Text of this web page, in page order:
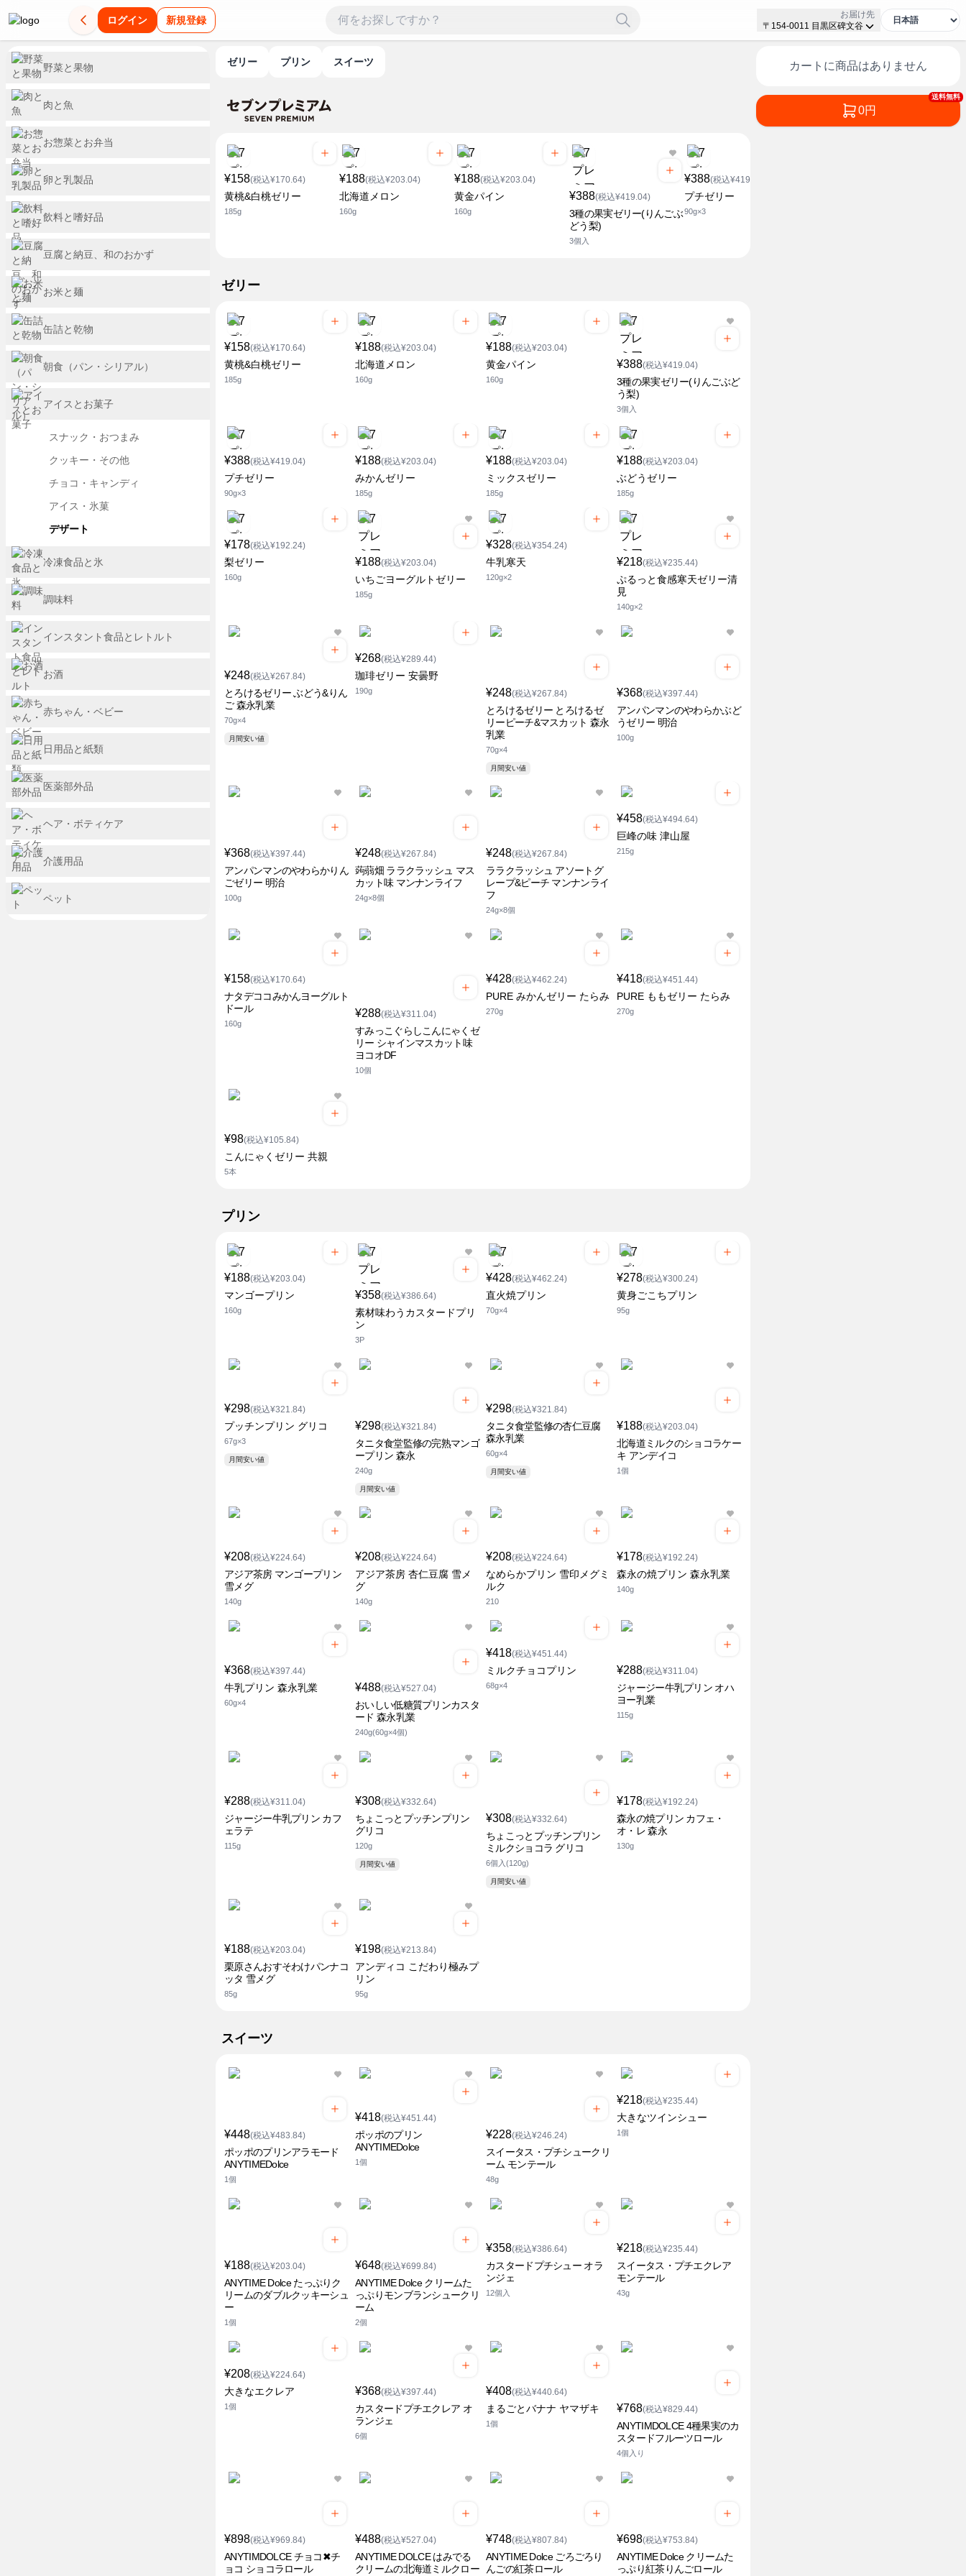
ログイン 新規登録
お届け先
〒154-0011 目黒区碑文谷
ゼリー プリン スイーツ
¥158(税込¥170.64)
黄桃&白桃ゼリー
185g
¥188(税込¥203.04)
北海道メロン
160g
¥188(税込¥203.04)
黄金パイン
160g
¥388(税込¥419.04)
3種の果実ゼリー(りんごぶ
どう梨)
3個入
¥388(税込¥419.04)
プチゼリー
90g×3
ゼリー
¥158(税込¥170.64)
黄桃&白桃ゼリー
185g
¥188(税込¥203.04)
北海道メロン
160g
¥188(税込¥203.04)
黄金パイン
160g
¥388(税込¥419.04)
3種の果実ゼリー(りんごぶど
う梨)
3個入
¥388(税込¥419.04)
プチゼリー
90g×3
¥188(税込¥203.04)
みかんゼリー
185g
¥188(税込¥203.04)
ミックスゼリー
185g
¥188(税込¥203.04)
ぶどうゼリー
185g
¥178(税込¥192.24)
梨ゼリー
160g
¥188(税込¥203.04)
いちごヨーグルトゼリー
185g
¥328(税込¥354.24)
牛乳寒天
120g×2
¥218(税込¥235.44)
ぷるっと食感寒天ゼリー清
見
140g×2
¥248(税込¥267.84)
とろけるゼリー ぶどう&りん
ご 森永乳業
70g×4
月間安い値
¥268(税込¥289.44)
珈琲ゼリー 安曇野
190g ¥248(税込¥267.84)
とろけるゼリー とろけるゼ
リーピーチ&マスカット 森永
乳業
70g×4
月間安い値
¥368(税込¥397.44)
アンパンマンのやわらかぶど
うゼリー 明治
100g
¥368(税込¥397.44)
アンパンマンのやわらかりん
ごゼリー 明治
100g
¥248(税込¥267.84)
蒟蒻畑 ララクラッシュ マス
カット味 マンナンライフ
24g×8個
¥248(税込¥267.84)
ララクラッシュ アソートグ
レープ&ピーチ マンナンライ
フ
24g×8個
¥458(税込¥494.64)
巨峰の味 津山屋
215g
¥158(税込¥170.64)
ナタデココみかんヨーグルト
ドール
160g
¥288(税込¥311.04)
すみっこぐらしこんにゃくゼ
リー シャインマスカット味
ヨコオDF
10個
¥428(税込¥462.24)
PURE みかんゼリー たらみ
270g
¥418(税込¥451.44)
PURE ももゼリー たらみ
270g
¥98(税込¥105.84)
こんにゃくゼリー 共親
5本
プリン
¥188(税込¥203.04)
マンゴープリン
160g
¥358(税込¥386.64)
素材味わうカスタードプリ
ン
3P
¥428(税込¥462.24)
直火焼プリン
70g×4
¥278(税込¥300.24)
黄身ごこちプリン
95g
¥298(税込¥321.84)
プッチンプリン グリコ
67g×3
月間安い値
¥298(税込¥321.84)
タニタ食堂監修の完熟マンゴ
ープリン 森永
240g
月間安い値
¥298(税込¥321.84)
タニタ食堂監修の杏仁豆腐
森永乳業
60g×4
月間安い値
¥188(税込¥203.04)
北海道ミルクのショコラケー
キ アンデイコ
1個
¥208(税込¥224.64)
アジア茶房 マンゴープリン
雪メグ
140g
¥208(税込¥224.64)
アジア茶房 杏仁豆腐 雪メ
グ
140g
¥208(税込¥224.64)
なめらかプリン 雪印メグミ
ルク
210
¥178(税込¥192.24)
森永の焼プリン 森永乳業
140g
¥368(税込¥397.44)
牛乳プリン 森永乳業
60g×4
¥488(税込¥527.04)
おいしい低糖質プリンカスタ
ード 森永乳業
240g(60g×4個)
¥418(税込¥451.44)
ミルクチョコプリン
68g×4
¥288(税込¥311.04)
ジャージー牛乳プリン オハ
ヨー乳業
115g
¥288(税込¥311.04)
ジャージー牛乳プリン カフ
ェラテ
115g
¥308(税込¥332.64)
ちょこっとプッチンプリン
グリコ
120g
月間安い値
¥308(税込¥332.64)
ちょこっとプッチンプリン
ミルクショコラ グリコ
6個入(120g)
月間安い値
¥178(税込¥192.24)
森永の焼プリン カフェ・
オ・レ 森永
130g
¥188(税込¥203.04)
栗原さんおすそわけパンナコ
ッタ 雪メグ
85g
¥198(税込¥213.84)
アンディコ こだわり極みプ
リン
95g
スイーツ
¥448(税込¥483.84)
ポッポのプリンアラモード
ANYTIMEDolce
1個
¥418(税込¥451.44)
ポッポのプリン
ANYTIMEDolce
1個
¥228(税込¥246.24)
スイータス・プチシュークリ
ーム モンテール
48g
¥218(税込¥235.44)
大きなツインシュー
1個
¥188(税込¥203.04)
ANYTIME Dolce たっぷりク
リームのダブルクッキーシュ
ー
1個
¥648(税込¥699.84)
ANYTIME Dolce クリームた
っぷりモンブランシュークリ
ーム
2個
¥358(税込¥386.64)
カスタードプチシュー オラ
ンジェ
12個入
¥218(税込¥235.44)
スイータス・プチエクレア
モンテール
43g
¥208(税込¥224.64)
大きなエクレア
1個
¥368(税込¥397.44)
カスタードプチエクレア オ
ランジェ
6個
¥408(税込¥440.64)
まるごとバナナ ヤマザキ
1個
¥768(税込¥829.44)
ANYTIMDOLCE 4種果実のカ
スタードフルーツロール
4個入り
¥898(税込¥969.84)
ANYTIMDOLCE チョコ✖チ
ョコ ショコラロール
¥488(税込¥527.04)
ANYTIME DOLCE はみでる
クリームの北海道ミルクロー
¥748(税込¥807.84)
ANYTIME Dolce ごろごろり
んごの紅茶ロール
¥698(税込¥753.84)
ANYTIME Dolce クリームた
っぷり紅茶りんごロール
カートに商品はありません
送料無料
0円
野菜と果物
肉と魚
お惣菜とお弁当
卵と乳製品
飲料と嗜好品
豆腐と納豆、和のおかず
お米と麺
缶詰と乾物
朝食（パン・シリアル）
アイスとお菓子
スナック・おつまみ
クッキー・その他
チョコ・キャンディ
アイス・氷菓
デザート
冷凍食品と氷
調味料
インスタント食品とレトルト
お酒
赤ちゃん・ベビー
日用品と紙類
医薬部外品
ヘア・ボティケア
介護用品
ペット